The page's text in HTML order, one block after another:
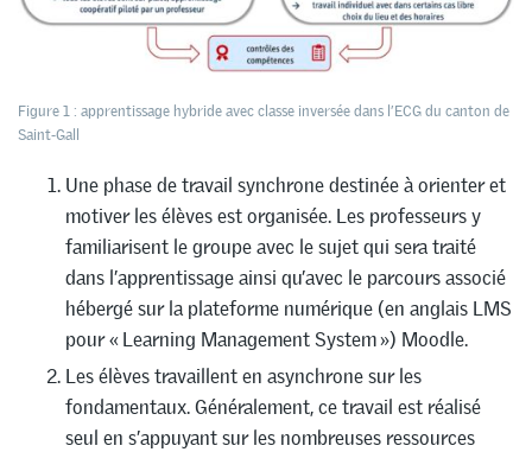
Figure 1 : apprentissage hybride avec classe inversée dans l’ECG du canton de
Saint-Gall
Une phase de travail synchrone destinée à orienter et
motiver les élèves est organisée. Les professeurs y
familiarisent le groupe avec le sujet qui sera traité
dans l’apprentissage ainsi qu’avec le parcours associé
hébergé sur la plateforme numérique (en anglais LMS
pour « Learning Management System ») Moodle.
Les élèves travaillent en asynchrone sur les
fondamentaux. Généralement, ce travail est réalisé
seul en s’appuyant sur les nombreuses ressources